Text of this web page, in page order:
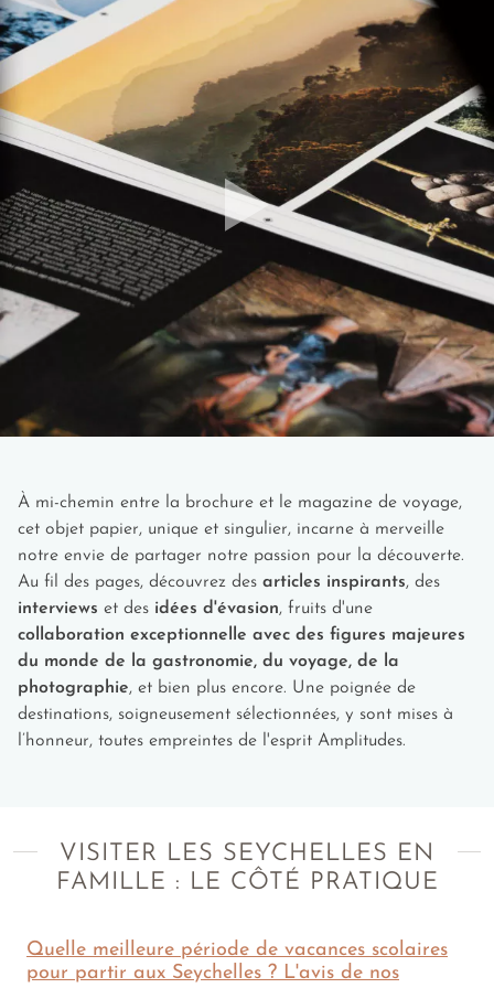
enfants. Sur Mahé, la plage de Beau Vallon est
bordée d'une mer peu profonde. Les enfants y
ont pied. On peut alors se baigner, jouer et
barboter en toute sécurité.
Faire une sortie en bateau à fond de verre :
Afin d'observer les coraux, les raies Manta et les
poissons multicolores tout en restant au sec,
grimpez à bord d'un bateau à fond de verre.
Vous naviguez alors sur des eaux turquoise avec
l'impression d'avoir les pieds posés à même les
incroyables fonds marins.
Visiter les jardins du Roy àMahé
: Une très
belle promenade à travers les plantes et les
arbres luxuriants typiques de l'océan Indien. On
admire notamment les fameux « coco-fesses »,
ces noix du cocotier de mer à la forme
évocatrice des plus rigolotes. On peut également
y rencontrer perroquets, tortues géantes et
chauves-souris.
Enfants (dès 6 ans)
Explorer la Vallée de Mai sur l'île de Praslin:
Véritable jungle tropicale, la réserve naturelle de
la Vallée de Mai fait partie des sites protégés et
inscrits au patrimoine mondial de l'Unesco.
Découvrez en famille une nature sauvage
préservée et unique. Vous êtes les témoins d’un
écosystème exempt des méfaits de l'impact
humain.
Faire du snorkeling àAnse Source d’Argent
la plongée accessible à tous en restant près de la
plage, d'évoluer dans des eaux peu profondes
tout en faisant de très belles rencontres
Partir en excursion sur les îles voisines
: Depuis
les îles principales des Seychelles, il est aisé de
À mi-chemin entre la brochure et le magazine de voyage,
cet objet papier, unique et singulier, incarne à merveille
notre envie de partager notre passion pour la découverte.
Au fil des pages, découvrez des articles inspirants, des
interviews et des idées d'évasion, fruits d'une
collaboration exceptionnelle avec des figures majeures
du monde de la gastronomie, du voyage, de la
photographie, et bien plus encore. Une poignée de
destinations, soigneusement sélectionnées, y sont mises à
l’honneur, toutes empreintes de l'esprit Amplitudes.
VISITER LES SEYCHELLES EN
FAMILLE : LE CÔTÉ PRATIQUE
Quelle meilleure période de vacances scolaires
pour partir aux Seychelles ? L'avis de nos